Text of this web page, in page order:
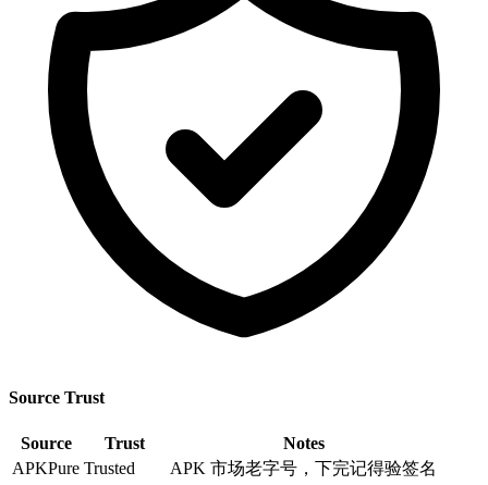
Source Trust
Source Trust
Notes
APKPure Trusted
APK 市场老字号，下完记得验签名